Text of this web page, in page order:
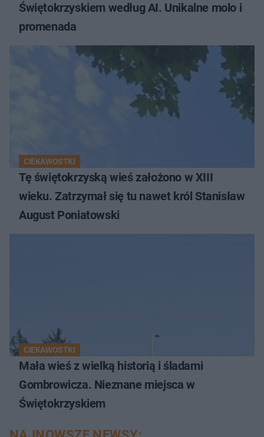
Świętokrzyskiem według AI. Unikalne molo i
promenada
CIEKAWOSTKI
Tę świętokrzyską wieś założono w XIII
wieku. Zatrzymał się tu nawet król Stanisław
August Poniatowski
CIEKAWOSTKI
Mała wieś z wielką historią i śladami
Gombrowicza. Nieznane miejsca w
Świętokrzyskiem